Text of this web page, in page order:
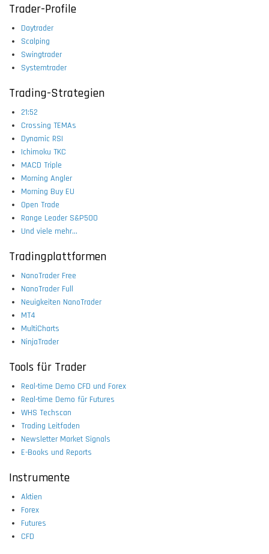
Trader-Profile
Daytrader
Scalping
Swingtrader
Systemtrader
Trading-Strategien
21:52
Crossing TEMAs
Dynamic RSI
Ichimoku TKC
MACD Triple
Morning Angler
Morning Buy EU
Open Trade
Range Leader S&P500
Und viele mehr...
Tradingplattformen
NanoTrader Free
NanoTrader Full
Neuigkeiten NanoTrader
MT4
MultiCharts
NinjaTrader
Tools für Trader
Real-time Demo CFD und Forex
Real-time Demo für Futures
WHS Techscan
Trading Leitfaden
Newsletter Market Signals
E-Books und Reports
Instrumente
Aktien
Forex
Futures
CFD